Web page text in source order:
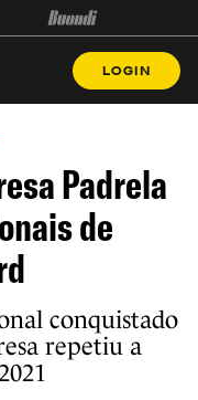
LOGIN
Padrela
de
conquistado
repetiu a